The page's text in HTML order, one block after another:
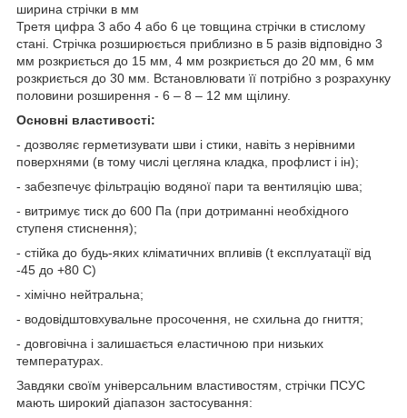
ширина стрічки в мм
Третя цифра 3 або 4 або 6 це товщина стрічки в стислому
стані. Стрічка розширюється приблизно в 5 разів відповідно 3
мм розкриється до 15 мм, 4 мм розкриється до 20 мм, 6 мм
розкриється до 30 мм. Встановлювати її потрібно з розрахунку
половини розширення - 6 – 8 – 12 мм щілину.
Основні властивості:
- дозволяє герметизувати шви і стики, навіть з нерівними
поверхнями (в тому числі цегляна кладка, профлист і ін);
- забезпечує фільтрацію водяної пари та вентиляцію шва;
- витримує тиск до 600 Па (при дотриманні необхідного
ступеня стиснення);
- стійка до будь-яких кліматичних впливів (t експлуатації від
-45 до +80 С)
- хімічно нейтральна;
- водовідштовхувальне просочення, не схильна до гниття;
- довговічна і залишається еластичною при низьких
температурах.
Завдяки своїм універсальним властивостям, стрічки ПСУС
мають широкий діапазон застосування: